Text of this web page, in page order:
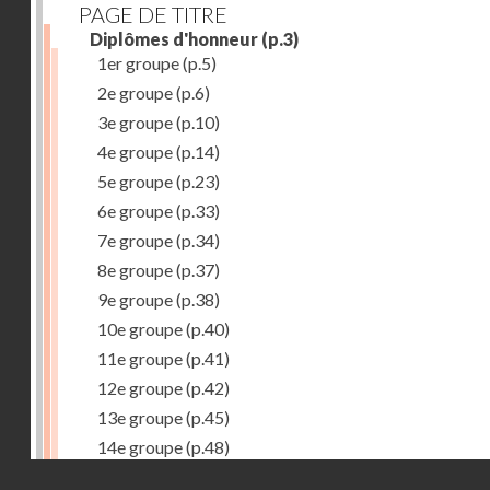
PAGE DE TITRE
Diplômes d'honneur (p.3)
1er groupe(p.5)
2e groupe(p.6)
3e groupe(p.10)
4e groupe(p.14)
5e groupe(p.23)
6e groupe(p.33)
7e groupe(p.34)
8e groupe(p.37)
9e groupe(p.38)
10e groupe(p.40)
11e groupe(p.41)
12e groupe(p.42)
13e groupe(p.45)
14e groupe(p.48)